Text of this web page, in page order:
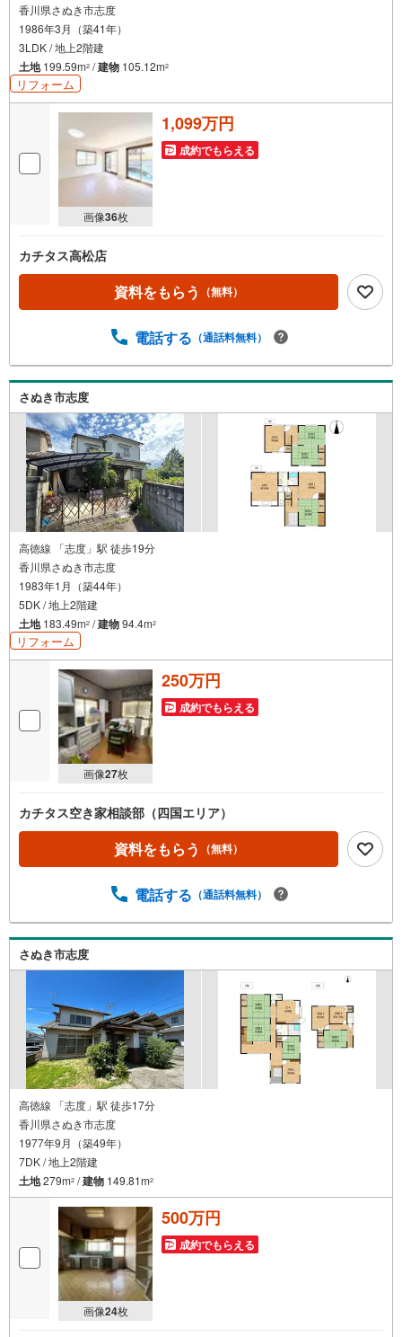
香川県さぬき市志度
1986年3月（築41年）
3LDK / 地上2階建
土地199.59m2 /建物 105.12m2
リフォーム
画像36枚
1,099万円
成約でもらえる
カチタス高松店
資料をもらう （無料）
電話する （通話料無料）
さぬき市志度
高徳線 「志度」駅 徒歩19分
香川県さぬき市志度
1983年1月（築44年）
5DK / 地上2階建
土地183.49m2 /建物94.4m2
リフォーム
画像27枚
250万円
成約でもらえる
カチタス空き家相談部（四国エリア）
資料をもらう （無料）
電話する （通話料無料）
さぬき市志度
高徳線 「志度」駅 徒歩17分
香川県さぬき市志度
1977年9月（築49年）
7DK / 地上2階建
土地279m2 /建物 149.81m2
画像24枚
500万円
成約でもらえる